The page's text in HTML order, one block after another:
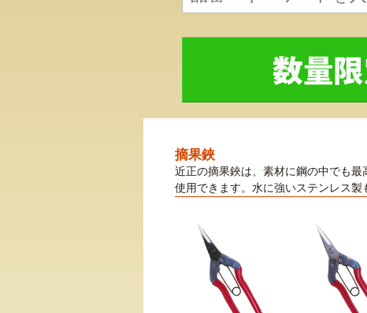
摘果鋏
近正の摘果鋏は、素材に鋼の中でも
使用できます。水に強いステンレス製